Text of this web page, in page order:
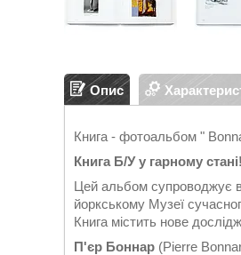
Опис
Книга - фотоальбом "
Книга Б/У у гарному стані!
Цей альбом супроводжує
йоркському Музеї
Книга містить нове
П'єр Боннар (Pierre